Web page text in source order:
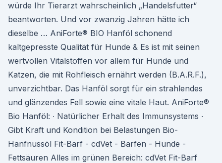
würde Ihr Tierarzt wahrscheinlich „Handelsfutter“
beantworten. Und vor zwanzig Jahren hätte ich
dieselbe … AniForte® BIO Hanföl schonend
kaltgepresste Qualität für Hunde & Es ist mit seinen
wertvollen Vitalstoffen vor allem für Hunde und
Katzen, die mit Rohfleisch ernährt werden (B.A.R.F.),
unverzichtbar. Das Hanföl sorgt für ein strahlendes
und glänzendes Fell sowie eine vitale Haut. AniForte®
Bio Hanföl: ∙ Natürlicher Erhalt des Immunsystems ∙
Gibt Kraft und Kondition bei Belastungen Bio-
Hanfnussöl Fit-Barf - cdVet - Barfen - Hunde -
Fettsäuren Alles im grünen Bereich: cdVet Fit-Barf